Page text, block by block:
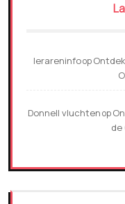
lerareninfoop
Donnell vluchtenop
de